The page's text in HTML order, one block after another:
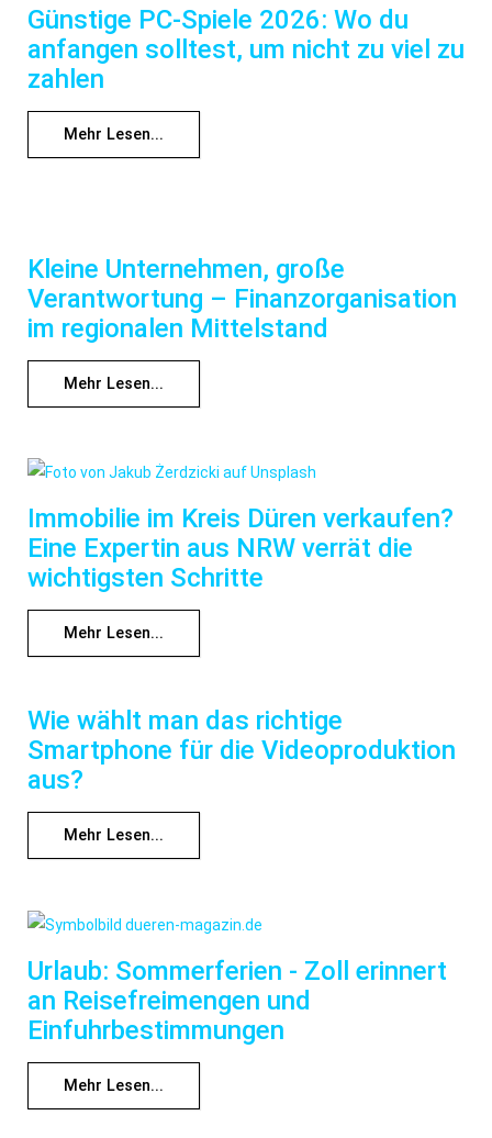
Günstige PC-Spiele 2026: Wo du
anfangen solltest, um nicht zu viel zu
zahlen
Mehr Lesen...
Kleine Unternehmen, große
Verantwortung – Finanzorganisation
im regionalen Mittelstand
Mehr Lesen...
Immobilie im Kreis Düren verkaufen?
Eine Expertin aus NRW verrät die
wichtigsten Schritte
Mehr Lesen...
Wie wählt man das richtige
Smartphone für die Videoproduktion
aus?
Mehr Lesen...
Urlaub: Sommerferien - Zoll erinnert
an Reisefreimengen und
Einfuhrbestimmungen
Mehr Lesen...